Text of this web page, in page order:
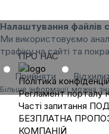
Налаштування файлів
Ми використовуємо
трафіку на сайті та
Прийняти
Більше інформації можна
ПРО НАС
Політика
Регламент порталу
Часті запитання
БЕЗПЛАТНА
КОМПАНІЙ